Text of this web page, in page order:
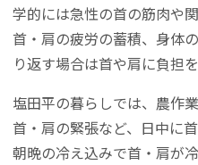
学的には急性の首の筋肉や
首・肩の疲労の蓄積、身体
り返す場合は首や肩に負担
塩田平の暮らしでは、農作
首・肩の緊張など、日中に
朝晩の冷え込みで首・肩が